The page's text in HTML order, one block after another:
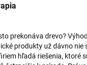
prekonáva drevo?
produkty už dávno nie
hľadá riešenia, ktoré